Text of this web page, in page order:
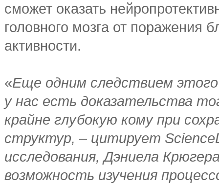
сможет оказать
головного мозга от поражения
активности.
«Еще одним следствием
у нас есть доказательства
крайне глубокую кому при
структур, – цитирует
исследования, Дэниела
возможность изучения